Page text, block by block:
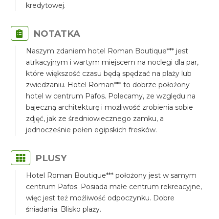
kredytowej.
NOTATKA
Naszym zdaniem hotel Roman Boutique*** jest
atrkacyjnym i wartym miejscem na noclegi dla par,
które większość czasu będą spędzać na plaży lub
zwiedzaniu. Hotel Roman*** to dobrze położony
hotel w centrum Pafos. Polecamy, ze względu na
bajeczną architekturę i możliwość zrobienia sobie
zdjęć, jak ze średniowiecznego zamku, a
jednocześnie pełen egipskich fresków.
PLUSY
Hotel Roman Boutique*** położony jest w samym
centrum Pafos. Posiada małe centrum rekreacyjne,
więc jest też możliwość odpoczynku. Dobre
śniadania. Blisko plaży.